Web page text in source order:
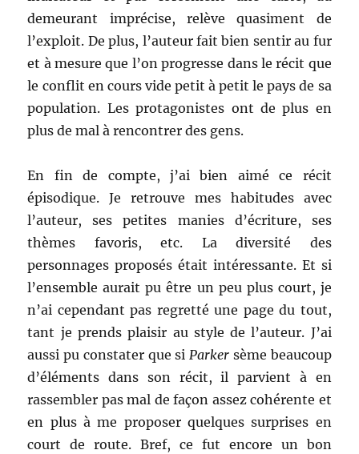
demeurant imprécise, relève quasiment de
l’exploit. De plus, l’auteur fait bien sentir au fur
et à mesure que l’on progresse dans le récit que
le conflit en cours vide petit à petit le pays de sa
population. Les protagonistes ont de plus en
plus de mal à rencontrer des gens.
En fin de compte, j’ai bien aimé ce récit
épisodique. Je retrouve mes habitudes avec
l’auteur, ses petites manies d’écriture, ses
thèmes favoris, etc. La diversité des
personnages proposés était intéressante. Et si
l’ensemble aurait pu être un peu plus court, je
n’ai cependant pas regretté une page du tout,
tant je prends plaisir au style de l’auteur. J’ai
aussi pu constater que siParker sème beaucoup
d’éléments dans son récit, il parvient à en
rassembler pas mal de façon assez cohérente et
en plus à me proposer quelques surprises en
court de route. Bref, ce fut encore un bon